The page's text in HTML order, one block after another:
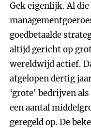
Gek eigenlijk. Al
goedbetaalde
altijd gericht op
wereldwijd actief.
afgelopen dertig
‘grote' bedrijven
een aantal
geregeld op. De